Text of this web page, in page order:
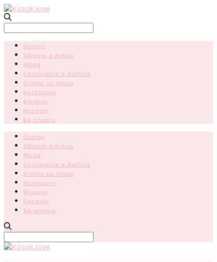
Domov
Zdravie a Krása
Móda
Cestovanie a Kultúra
O mne so mnou
Rozhovory
Bývanie
Recepty
Bá-snenie
Domov
Zdravie a Krása
Móda
Cestovanie a Kultúra
O mne so mnou
Rozhovory
Bývanie
Recepty
Bá-snenie
for: